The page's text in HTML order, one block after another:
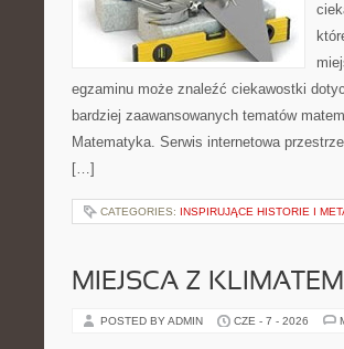
egzaminu może znaleźć ciekawostki
bardziej zaawansowanych tematów
Matematyka. Serwis internetowa
[…]
CATEGORIES: INSPIRUJĄCE HISTORIE I
MIEJSCA Z KLIMATEM
POSTED BY ADMIN CZE - 7 - 2026